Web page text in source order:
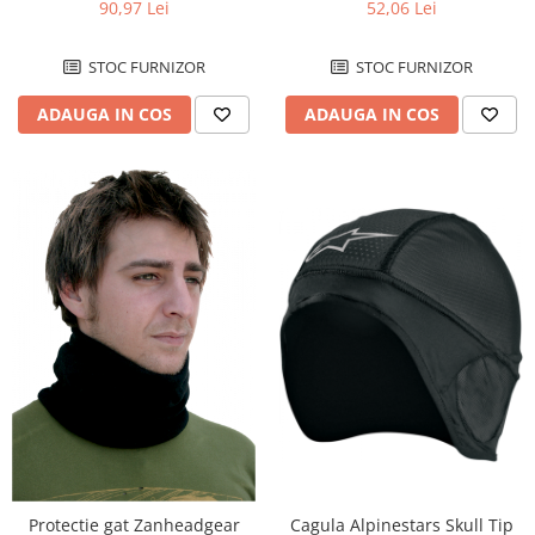
Set motor + chiuloase
Sistem alimentare cu combustibil
Carburator complet
Conector alimentare combustibil
Cui ponto
Flansa admisie
Furtun benzina
Jigler
Kit reparatie
Membrana carburator
Muzicuta
Plutitor
Pompa benzina
Robinet benzina
90,97 Lei
STOC FURNIZOR
ADAUGA IN COS
52,06 Lei
STOC FURNIZOR
ADAUGA IN COS
Protectie gat Zanheadgear
Cagula Alpinestars Skull Tip